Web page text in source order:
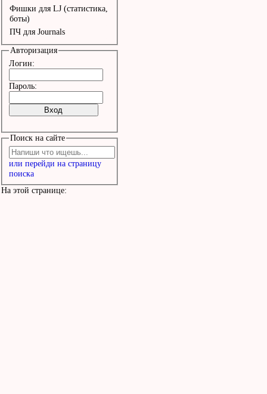
Фишки для LJ (статистика,
боты)
ПЧ для Journals
Авторизация
Логин:
Пароль:
Поиск на сайте
или перейди на страницу
поиска
На этой странице: